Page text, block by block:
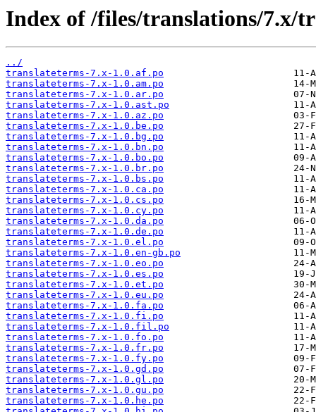
Index of /files/translations/7.x/
../
translateterms-7.x-1.0.af.po
translateterms-7.x-1.0.am.po
translateterms-7.x-1.0.ar.po
translateterms-7.x-1.0.ast.po
translateterms-7.x-1.0.az.po
translateterms-7.x-1.0.be.po
translateterms-7.x-1.0.bg.po
translateterms-7.x-1.0.bn.po
translateterms-7.x-1.0.bo.po
translateterms-7.x-1.0.br.po
translateterms-7.x-1.0.bs.po
translateterms-7.x-1.0.ca.po
translateterms-7.x-1.0.cs.po
translateterms-7.x-1.0.cy.po
translateterms-7.x-1.0.da.po
translateterms-7.x-1.0.de.po
translateterms-7.x-1.0.el.po
translateterms-7.x-1.0.en-gb.po
translateterms-7.x-1.0.eo.po
translateterms-7.x-1.0.es.po
translateterms-7.x-1.0.et.po
translateterms-7.x-1.0.eu.po
translateterms-7.x-1.0.fa.po
translateterms-7.x-1.0.fi.po
translateterms-7.x-1.0.fil.po
translateterms-7.x-1.0.fo.po
translateterms-7.x-1.0.fr.po
translateterms-7.x-1.0.fy.po
translateterms-7.x-1.0.gd.po
translateterms-7.x-1.0.gl.po
translateterms-7.x-1.0.gu.po
translateterms-7.x-1.0.he.po